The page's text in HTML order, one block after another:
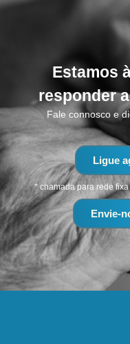
Estamos
responder
Fale connosco e
Ligue
* chamada para rede
Envie-